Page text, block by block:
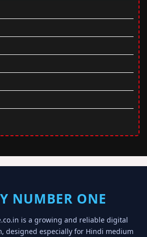
NUMBER ONE
is a growing and reliable digital
designed especially for Hindi medium